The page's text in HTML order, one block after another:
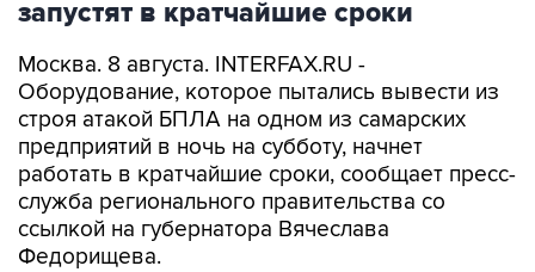
запустят в кратчайшие сроки
Москва. 8 августа. INTERFAX.RU -
Оборудование, которое пытались вывести из
строя атакой БПЛА на одном из самарских
предприятий в ночь на субботу, начнет
работать в кратчайшие сроки, сообщает пресс-
служба регионального правительства со
ссылкой на губернатора Вячеслава
Федорищева.